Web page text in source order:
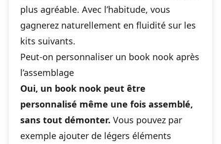
plus agréable. Avec l’habitude, vous
gagnerez naturellement en fluidité sur les
kits suivants.
Peut-on personnaliser un book nook après
l’assemblage
Oui, un book nook peut être
personnalisé même une fois assemblé,
sans tout démonter. Vous pouvez par
exemple ajouter de légers éléments